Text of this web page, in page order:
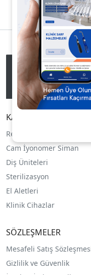
KATEGORİLER
Restoratif Dolgu
Cam İyonomer Siman
Diş Üniteleri
Sterilizasyon
El Aletleri
Klinik Cihazlar
SÖZLEŞMELER
Mesafeli Satış
Gizlilik ve Güvenlik